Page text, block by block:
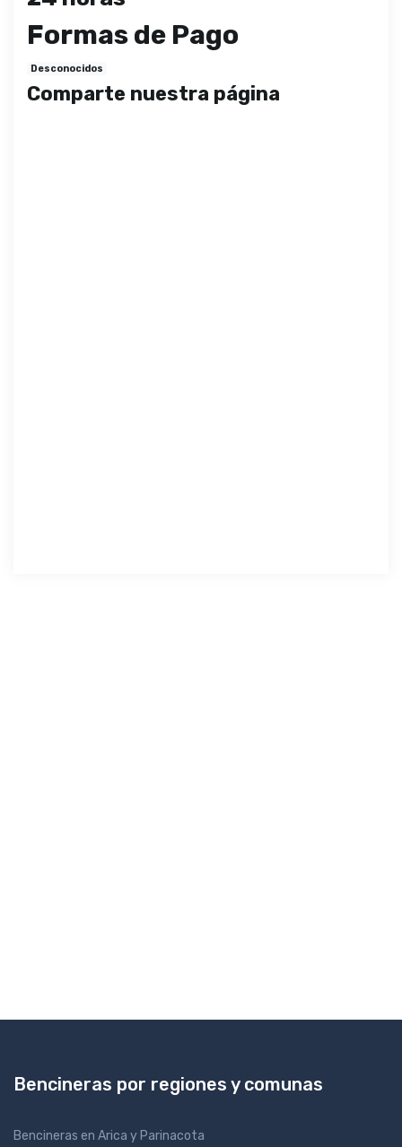
Formas de Pago
Desconocidos
Comparte nuestra página
Bencineras por regiones y comunas
Bencineras en Arica y Parinacota